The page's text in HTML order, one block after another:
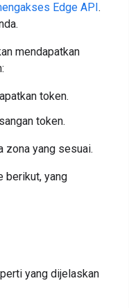
Edge API.
mendapatkan
token.
token.
zona yang sesuai.
berikut, yang
yang dijelaskan